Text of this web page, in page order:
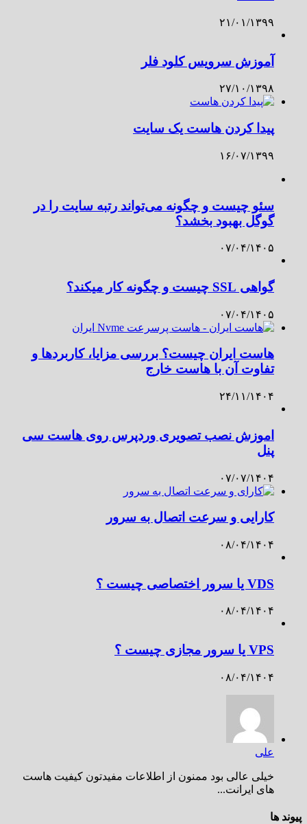
۲۱/۰۱/۱۳۹۹
آموزش سرویس کلود فلر
۲۷/۱۰/۱۳۹۸
پیدا کردن هاست یک سایت
۱۶/۰۷/۱۳۹۹
سئو چیست و چگونه می‌تواند رتبه سایت را در
گوگل بهبود بخشد؟
۰۷/۰۴/۱۴۰۵
گواهی SSL چیست و چگونه کار میکند؟
۰۷/۰۴/۱۴۰۵
هاست ایران چیست؟ بررسی مزایا، کاربردها و
تفاوت آن با هاست خارج
۲۴/۱۱/۱۴۰۴
اموزش نصب تصویری وردپرس روی هاست سی
پنل
۰۷/۰۷/۱۴۰۴
کارایی و سرعت اتصال به سرور
۰۸/۰۴/۱۴۰۴
VDS یا سرور اختصاصی چیست ؟
۰۸/۰۴/۱۴۰۴
VPS یا سرور مجازی چیست ؟
۰۸/۰۴/۱۴۰۴
علی
خیلی عالی بود ممنون از اطلاعات مفیدتون کیفیت هاست
های ایرانت...
پیوند ها